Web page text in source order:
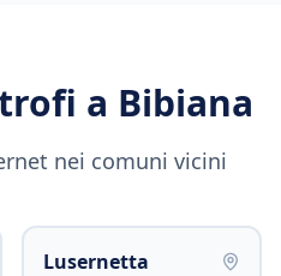
a Bibiana
nei comuni vicini
Lusernetta